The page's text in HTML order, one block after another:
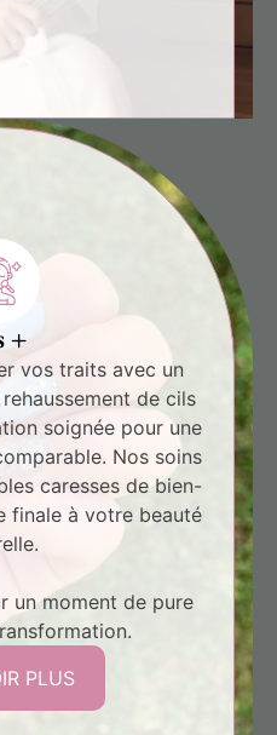
+
vos traits avec un
de cils
soignée pour une
Nos soins
caresses de bien-
finale à votre beauté
un moment de pure
PLUS